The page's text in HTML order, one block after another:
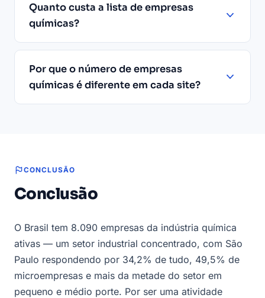
Quanto custa a lista de empresas
químicas?
Por que o número de empresas
químicas é diferente em cada site?
CONCLUSÃO
Conclusão
O Brasil tem 8.090 empresas da indústria química
ativas — um setor industrial concentrado, com São
Paulo respondendo por 34,2% de tudo, 49,5% de
microempresas e mais da metade do setor em
pequeno e médio porte. Por ser uma atividade